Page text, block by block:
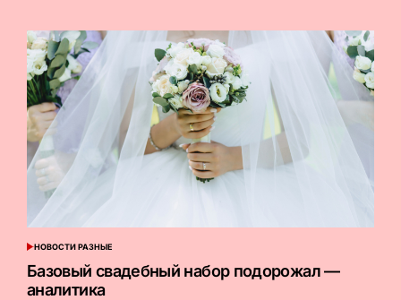
ОПУБЛИКОВАНО
В
НОВОСТИ РАЗНЫЕ
Базовый свадебный набор подорожал —
аналитика